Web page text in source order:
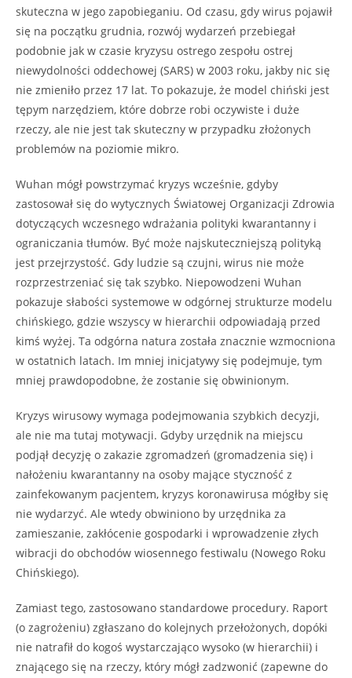
skuteczna w jego zapobieganiu. Od czasu, gdy wirus pojawił
się na początku grudnia, rozwój wydarzeń przebiegał
podobnie jak w czasie kryzysu ostrego zespołu ostrej
niewydolności oddechowej (SARS) w 2003 roku, jakby nic się
nie zmieniło przez 17 lat. To pokazuje, że model chiński jest
tępym narzędziem, które dobrze robi oczywiste i duże
rzeczy, ale nie jest tak skuteczny w przypadku złożonych
problemów na poziomie mikro.
Wuhan mógł powstrzymać kryzys wcześnie, gdyby
zastosował się do wytycznych Światowej Organizacji Zdrowia
dotyczących wczesnego wdrażania polityki kwarantanny i
ograniczania tłumów. Być może najskuteczniejszą polityką
jest przejrzystość. Gdy ludzie są czujni, wirus nie może
rozprzestrzeniać się tak szybko. Niepowodzeni Wuhan
pokazuje słabości systemowe w odgórnej strukturze modelu
chińskiego, gdzie wszyscy w hierarchii odpowiadają przed
kimś wyżej. Ta odgórna natura została znacznie wzmocniona
w ostatnich latach. Im mniej inicjatywy się podejmuje, tym
mniej prawdopodobne, że zostanie się obwinionym.
Kryzys wirusowy wymaga podejmowania szybkich decyzji,
ale nie ma tutaj motywacji. Gdyby urzędnik na miejscu
podjął decyzję o zakazie zgromadzeń (gromadzenia się) i
nałożeniu kwarantanny na osoby mające styczność z
zainfekowanym pacjentem, kryzys koronawirusa mógłby się
nie wydarzyć. Ale wtedy obwiniono by urzędnika za
zamieszanie, zakłócenie gospodarki i wprowadzenie złych
wibracji do obchodów wiosennego festiwalu (Nowego Roku
Chińskiego).
Zamiast tego, zastosowano standardowe procedury. Raport
(o zagrożeniu) zgłaszano do kolejnych przełożonych, dopóki
nie natrafił do kogoś wystarczająco wysoko (w hierarchii) i
znającego się na rzeczy, który mógł zadzwonić (zapewne do